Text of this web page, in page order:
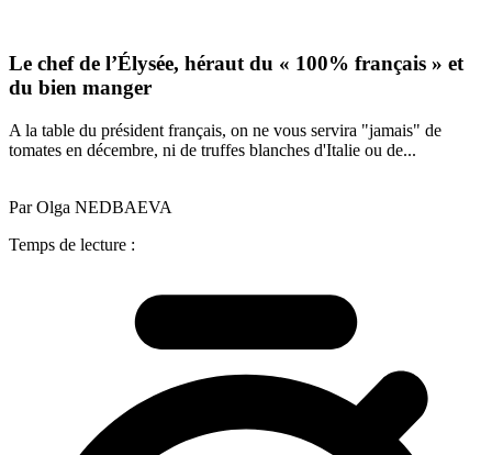
Le chef de l’Élysée, héraut du « 100% français » et
du bien manger
A la table du président français, on ne vous servira "jamais" de
tomates en décembre, ni de truffes blanches d'Italie ou de...
Par Olga NEDBAEVA
Temps de lecture :